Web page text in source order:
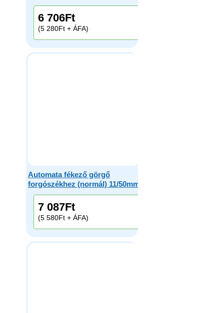
6 706Ft
(5 280Ft + ÁFA)
Automata fékező görgő
forgószékhez (normál) 11/50mm
7 087Ft
(5 580Ft + ÁFA)